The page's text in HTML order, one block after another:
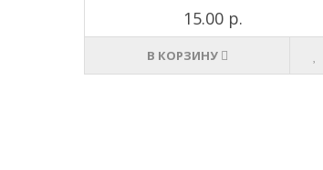
15.00 р.
В КОРЗИНУ